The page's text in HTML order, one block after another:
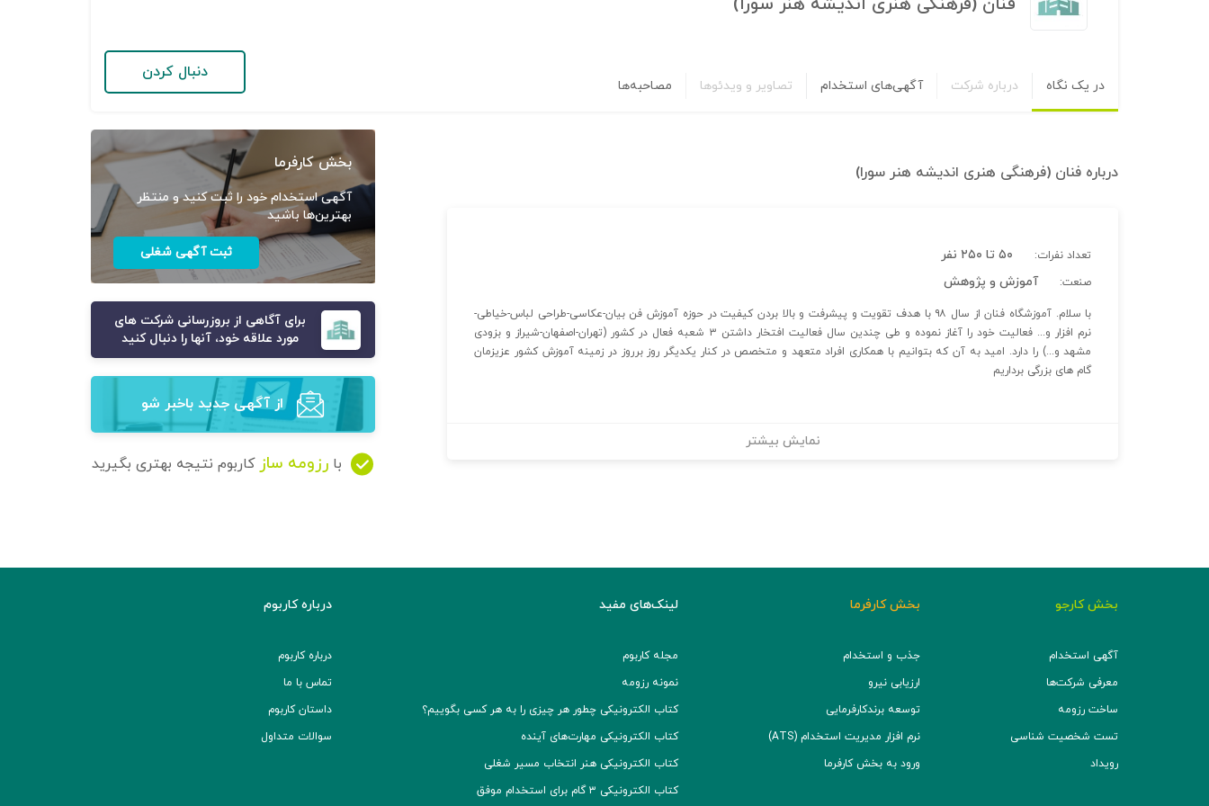
در یک نگاه درباره شرکت آگهی‌های استخدام تصاویر و ویدئوها مصاحبه‌ها
دنبال کردن
درباره فنان (فرهنگی هنری اندیشه هنر سورا)
تعداد نفرات: ۵۰ تا ۲۵۰ نفر
صنعت: آموزش و پژوهش
با سلام. آموزشگاه فنان از سال ۹۸ با هدف تقویت و پیشرفت و بالا بردن کیفیت در حوزه آموزش فن بیان-عکاسی-طراحی لباس-خیاطی-
نرم افزار و... فعالیت خود را آغاز نموده و طی چندین سال فعالیت افتخار داشتن ۳ شعبه فعال در کشور (تهران-اصفهان-شیراز و بزودی
مشهد و...) را دارد. امید به آن که بتوانیم با همکاری افراد متعهد و متخصص در کنار یکدیگر روز برروز در زمینه آموزش کشور عزیزمان
گام های بزرگی برداریم
نمایش بیشتر
بخش کارفرما
آگهی استخدام خود را ثبت کنید و منتظر
بهترین‌ها باشید
ثبت آگهی شغلی
برای آگاهی از بروزرسانی شرکت های
مورد علاقه خود، آنها را دنبال کنید
از آگهی‌ جدید باخبر شو
با رزومه ساز کاربوم نتیجه بهتری بگیرید
بخش کارجو
آگهی استخدام
معرفی شرکت‌ها
ساخت رزومه
تست شخصیت شناسی
رویداد
بخش کارفرما
جذب و استخدام
ارزیابی نیرو
توسعه برند‌کارفرمایی
نرم افزار مدیریت استخدام (ATS)
ورود به بخش کارفرما
لینک‌های مفید
مجله کاربوم
نمونه رزومه
کتاب الکترونیکی چطور هر چیزی را به هر کسی بگوییم؟
کتاب الکترونیکی مهارت‌های آینده
کتاب الکترونیکی هنر انتخاب مسیر شغلی
کتاب الکترونیکی ۳ گام برای استخدام موفق
درباره کاربوم
درباره کاربوم
تماس با ما
داستان کاربوم
سوالات متداول